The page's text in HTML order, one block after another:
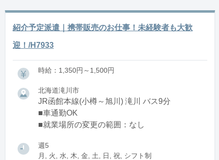
紹介予定派遣｜携帯販売のお仕事！未経験者も大歓
迎！/H7933
時給：1,350円～1,500円
北海道滝川市
JR函館本線(小樽～旭川) 滝川 バス9分
■車通勤OK
■就業場所の変更の範囲：なし
週5
月, 火, 水, 木, 金, 土, 日, 祝, シフト制